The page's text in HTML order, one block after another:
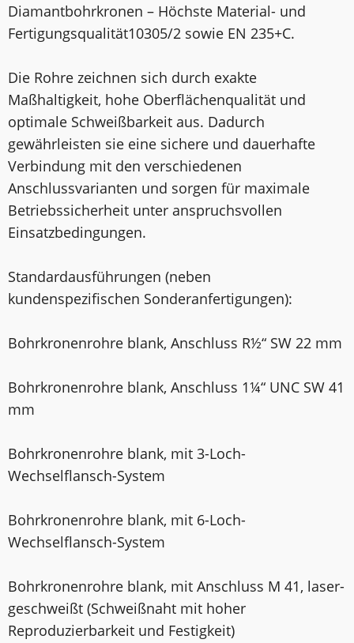
Diamantbohrkronen – Höchste Material- und
Fertigungsqualität10305/2 sowie EN 235+C.
Die Rohre zeichnen sich durch exakte
Maßhaltigkeit, hohe Oberflächenqualität und
optimale Schweißbarkeit aus. Dadurch
gewährleisten sie eine sichere und dauerhafte
Verbindung mit den verschiedenen
Anschlussvarianten und sorgen für maximale
Betriebssicherheit unter anspruchsvollen
Einsatzbedingungen.
Standardausführungen (neben
kundenspezifischen Sonderanfertigungen):
Bohrkronenrohre blank, Anschluss R½“ SW 22 mm
Bohrkronenrohre blank, Anschluss 1¼“ UNC SW 41
mm
Bohrkronenrohre blank, mit 3-Loch-
Wechselflansch-System
Bohrkronenrohre blank, mit 6-Loch-
Wechselflansch-System
Bohrkronenrohre blank, mit Anschluss M 41, laser­
geschweißt (Schweißnaht mit hoher
Reproduzierbarkeit und Festigkeit)